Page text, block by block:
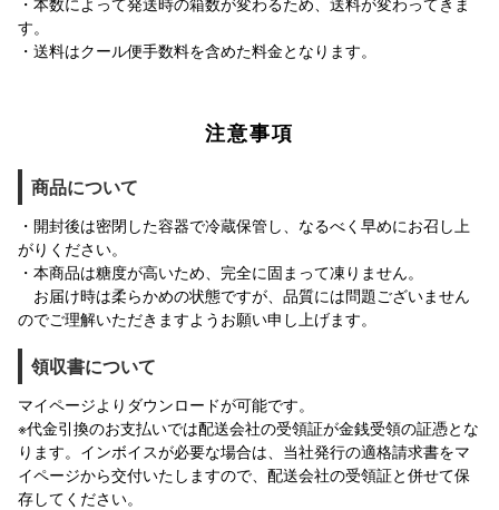
す。
・送料はクール便手数料を含めた料金となります。
注意事項
商品について
・開封後は密閉した容器で冷蔵保管し、なるべく早めにお召し上
がりください。
・本商品は糖度が高いため、完全に固まって凍りません。
お届け時は柔らかめの状態ですが、品質には問題ございません
のでご理解いただきますようお願い申し上げます。
領収書について
マイページよりダウンロードが可能です。
※代金引換のお支払いでは配送会社の受領証が金銭受領の証憑とな
ります。インボイスが必要な場合は、当社発行の適格請求書をマ
イページから交付いたしますので、配送会社の受領証と併せて保
存してください。